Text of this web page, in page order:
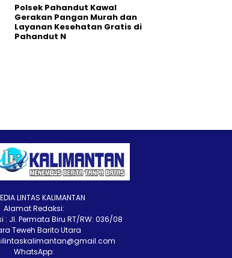
Polsek Pahandut Kawal
Gerakan Pangan Murah dan
Layanan Kesehatan Gratis di
Pahandut N
LINTAS KALIMANTAN
Alamat Redaksi:
: Jl. Permata Biru RT/RW: 036/08
Teweh Barito Utara
WhatsApp: